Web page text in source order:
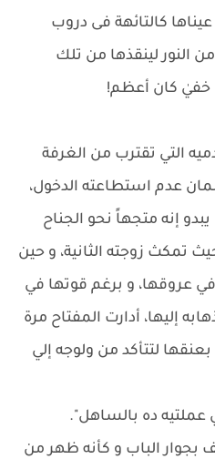
كالتائهة فى دروب
لينقذها من تلك
خفيٰ كان أعظم!
التي تقترب من الغرفة
عدم استطاعته الدخول،
إنه متجهاً نحو الجناح
تمكث زوجته الثانية، و حين
عروقها، و برغم قوتها في
إليها، أدارت المفتاح مرة
لتتأكد من ولوجه إلي
عملتيه ده بالساهل".
بجوار الباب و كأنه ظهر من